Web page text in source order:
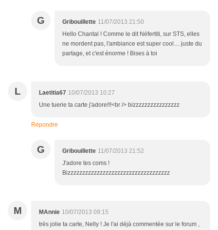
G Gribouillette 11/07/2013 21:50
Hello Chantal ! Comme le dit Néfertiti, sur STS, elles
ne mordent pas, l'ambiance est super cool.... juste du
partage, et c'est énorme ! Bises à toi
L Laetitia67 10/07/2013 10:27
Une tuerie ta carte j'adore!!!<br /> bizzzzzzzzzzzzzzzz
Répondre
G Gribouillette 11/07/2013 21:52
J'adore tes coms !
Bizzzzzzzzzzzzzzzzzzzzzzzzzzzzzzzzzzz
M MAnnie 10/07/2013 09:15
très jolie ta carte, Nelly ! Je l'ai déjà commentée sur le forum ,